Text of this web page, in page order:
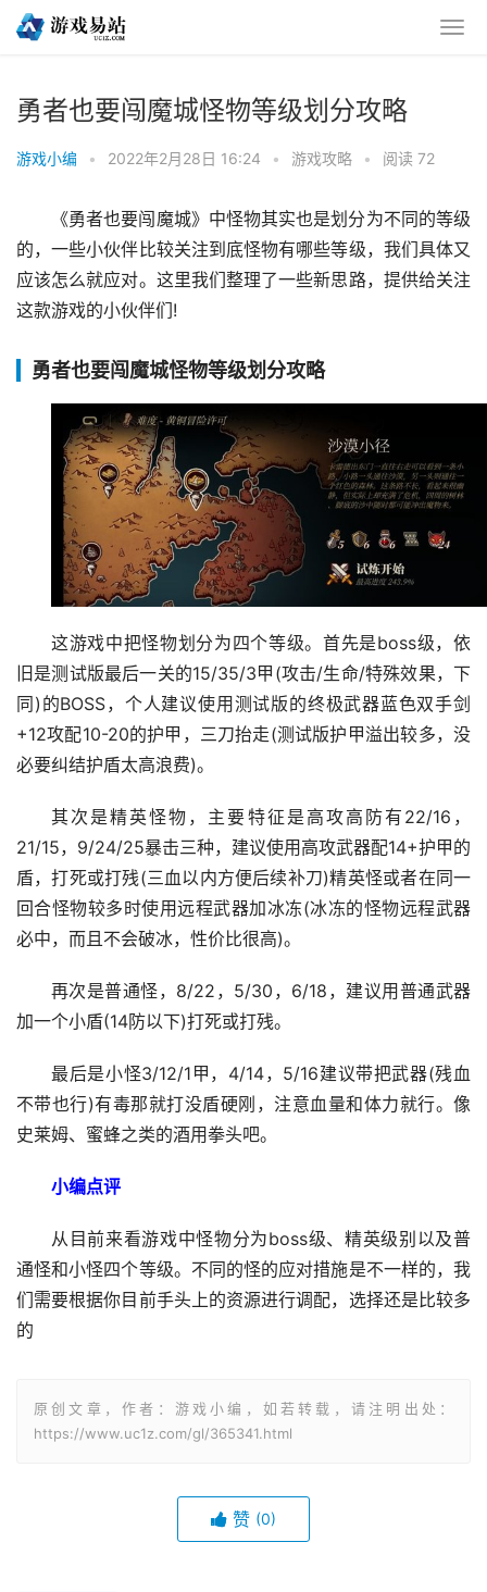
勇者也要闯魔城怪物等级划分攻略
游戏小编 • 2022年2月28日 16:24 • 游戏攻略 • 阅读 72
《勇者也要闯魔城》中怪物其实也是划分为不同的等级
的，一些小伙伴比较关注到底怪物有哪些等级，我们具体又
应该怎么就应对。这里我们整理了一些新思路，提供给关注
这款游戏的小伙伴们!
勇者也要闯魔城怪物等级划分攻略
这游戏中把怪物划分为四个等级。首先是boss级，依
旧是测试版最后一关的15/35/3甲(攻击/生命/特殊效果，下
同)的BOSS，个人建议使用测试版的终极武器蓝色双手剑
+12攻配10-20的护甲，三刀抬走(测试版护甲溢出较多，没
必要纠结护盾太高浪费)。
其次是精英怪物，主要特征是高攻高防有22/16，
21/15，9/24/25暴击三种，建议使用高攻武器配14+护甲的
盾，打死或打残(三血以内方便后续补刀)精英怪或者在同一
回合怪物较多时使用远程武器加冰冻(冰冻的怪物远程武器
必中，而且不会破冰，性价比很高)。
再次是普通怪，8/22，5/30，6/18，建议用普通武器
加一个小盾(14防以下)打死或打残。
最后是小怪3/12/1甲，4/14，5/16建议带把武器(残血
不带也行)有毒那就打没盾硬刚，注意血量和体力就行。像
史莱姆、蜜蜂之类的酒用拳头吧。
小编点评
从目前来看游戏中怪物分为boss级、精英级别以及普
通怪和小怪四个等级。不同的怪的应对措施是不一样的，我
们需要根据你目前手头上的资源进行调配，选择还是比较多
的
原创文章，作者：游戏小编，如若转载，请注明出处：
https://www.uc1z.com/gl/365341.html
赞 (0)